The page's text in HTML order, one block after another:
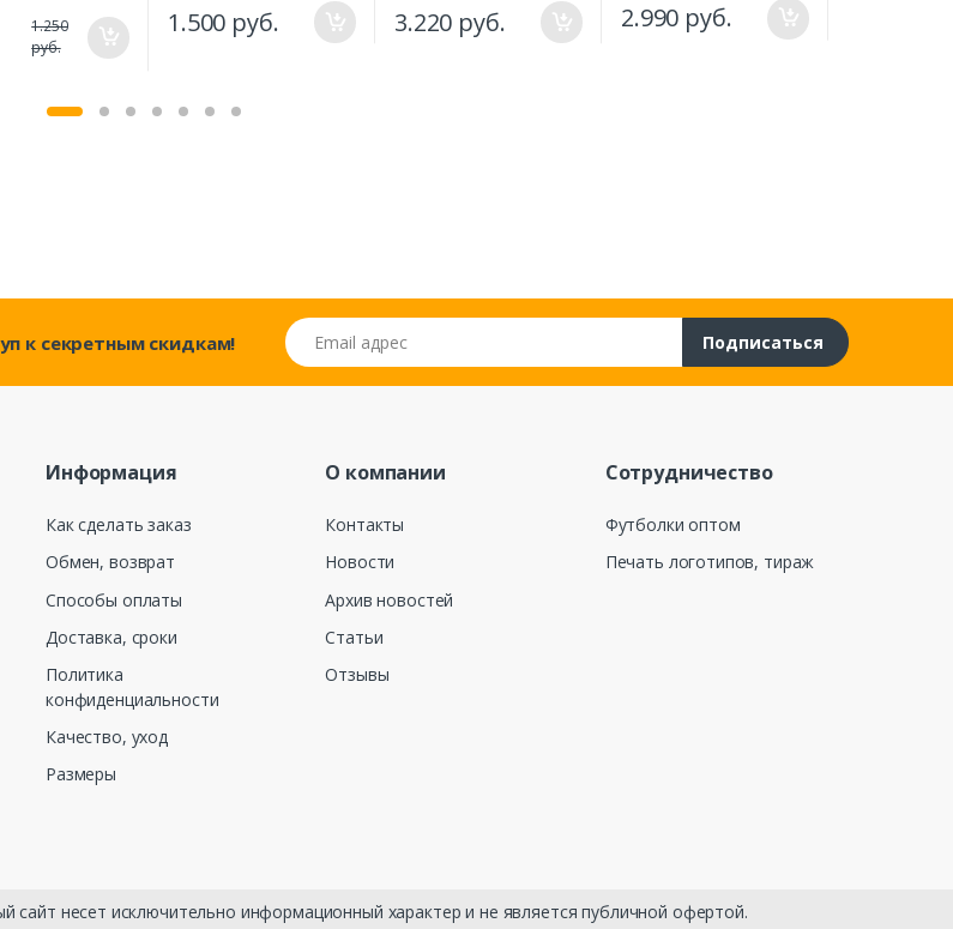
1.250
руб.
1.500 руб. 3.220 руб. 2.990 руб.
к секретным скидкам!
Email адрес
Подписаться
Информация
Как сделать заказ
Обмен, возврат
Способы оплаты
Доставка, сроки
Политика
конфиденциальности
Качество, уход
Размеры
О компании
Контакты
Новости
Архив новостей
Статьи
Отзывы
Сотрудничество
Футболки оптом
Печать логотипов, тираж
сайт несет исключительно информационный характер и не является публичной офертой.